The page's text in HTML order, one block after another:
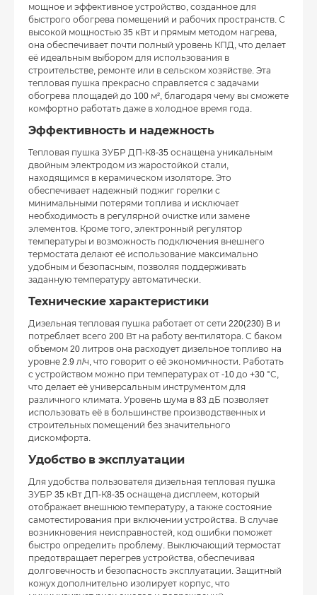
мощное и эффективное устройство, созданное для
быстрого обогрева помещений и рабочих пространств. С
высокой мощностью 35 кВт и прямым методом нагрева,
она обеспечивает почти полный уровень КПД, что делает
её идеальным выбором для использования в
строительстве, ремонте или в сельском хозяйстве. Эта
тепловая пушка прекрасно справляется с задачами
обогрева площадей до 100 м², благодаря чему вы сможете
комфортно работать даже в холодное время года.
Эффективность и надежность
Тепловая пушка ЗУБР ДП-К8-35 оснащена уникальным
двойным электродом из жаростойкой стали,
находящимся в керамическом изоляторе. Это
обеспечивает надежный поджиг горелки с
минимальными потерями топлива и исключает
необходимость в регулярной очистке или замене
элементов. Кроме того, электронный регулятор
температуры и возможность подключения внешнего
термостата делают её использование максимально
удобным и безопасным, позволяя поддерживать
заданную температуру автоматически.
Технические характеристики
Дизельная тепловая пушка работает от сети 220(230) В и
потребляет всего 200 Вт на работу вентилятора. С баком
объемом 20 литров она расходует дизельное топливо на
уровне 2.9 л/ч, что говорит о её экономичности. Работать
с устройством можно при температурах от -10 до +30 °С,
что делает её универсальным инструментом для
различного климата. Уровень шума в 83 дБ позволяет
использовать её в большинстве производственных и
строительных помещений без значительного
дискомфорта.
Удобство в эксплуатации
Для удобства пользователя дизельная тепловая пушка
ЗУБР 35 кВт ДП-К8-35 оснащена дисплеем, который
отображает внешнюю температуру, а также состояние
самотестирования при включении устройства. В случае
возникновения неисправностей, код ошибки поможет
быстро определить проблему. Выключающий термостат
предотвращает перегрев устройства, обеспечивая
долговечность и безопасность эксплуатации. Защитный
кожух дополнительно изолирует корпус, что